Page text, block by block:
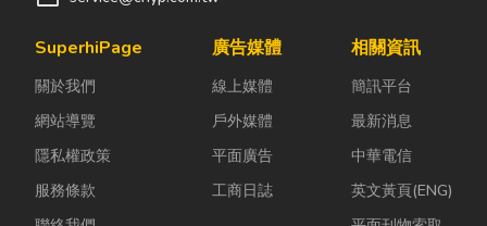
SuperhiPage
關於我們
網站導覽
隱私權政策
服務條款
廣告媒體
線上媒體
戶外媒體
平面廣告
工商日誌
相關資訊
簡訊平台
最新消息
中華電信
英文黃頁(ENG)